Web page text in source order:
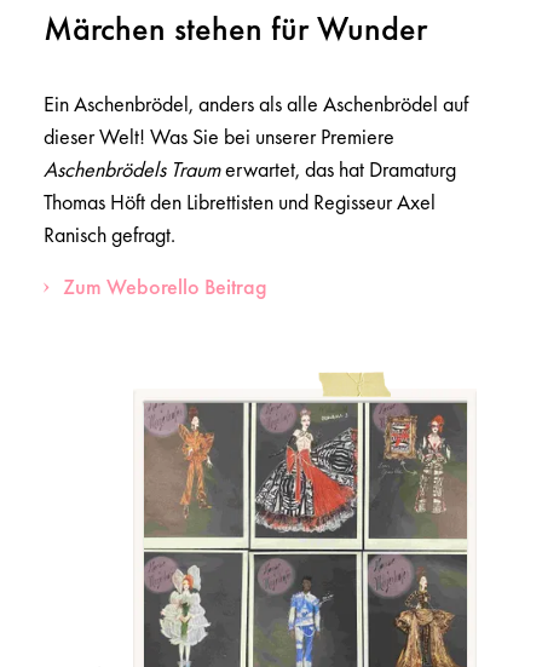
Märchen stehen für Wunder
Ein Aschenbrödel, anders als alle Aschenbrödel auf
dieser Welt! Was Sie bei unserer Premiere
Aschenbrödels Traumerwartet, das hat Dramaturg
Thomas Höft den Librettisten und Regisseur Axel
Ranisch gefragt.
Zum Weborello Beitrag